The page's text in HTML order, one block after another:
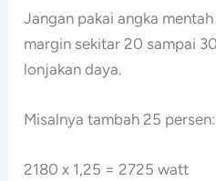
Jangan pakai angka
margin sekitar 20 sampai
lonjakan daya.
Misalnya tambah 25 persen:
2180 x 1,25 = 2725 watt